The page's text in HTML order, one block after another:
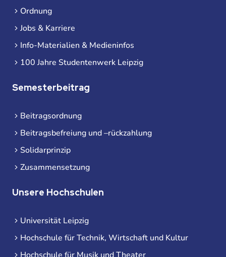
Ordnung
Jobs & Karriere
Info-Materialien & Medieninfos
100 Jahre Studentenwerk Leipzig
Semesterbeitrag
Beitragsordnung
Beitragsbefreiung und –rückzahlung
Solidarprinzip
Zusammensetzung
Unsere Hochschulen
Universität Leipzig
Hochschule für Technik, Wirtschaft und Kultur